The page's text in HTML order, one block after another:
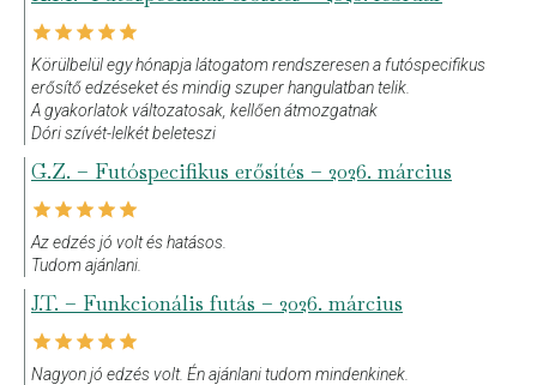
Körülbelül egy hónapja látogatom rendszeresen a futóspecifikus
erősítő edzéseket és mindig szuper hangulatban telik.
A gyakorlatok változatosak, kellően átmozgatnak
Dóri szívét-lelkét beleteszi
G.Z. – Futóspecifikus erősítés – 2026. március
Az edzés jó volt és hatásos.
Tudom ajánlani.
J.T. – Funkcionális futás – 2026. március
Nagyon jó edzés volt. Én ajánlani tudom mindenkinek.